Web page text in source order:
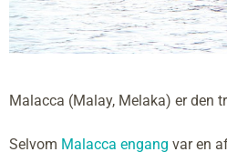
Malacca (Malay, Melaka) er den
Selvom Malacca engang var en